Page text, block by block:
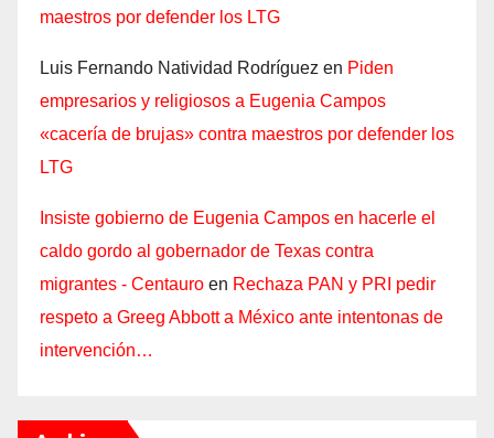
maestros por defender los LTG
Luis Fernando Natividad Rodríguez en Piden
empresarios y religiosos a Eugenia Campos
«cacería de brujas» contra maestros por defender los
LTG
Insiste gobierno de Eugenia Campos en hacerle el
caldo gordo al gobernador de Texas contra
migrantes - Centauro en Rechaza PAN y PRI pedir
respeto a Greeg Abbott a México ante intentonas de
intervención…